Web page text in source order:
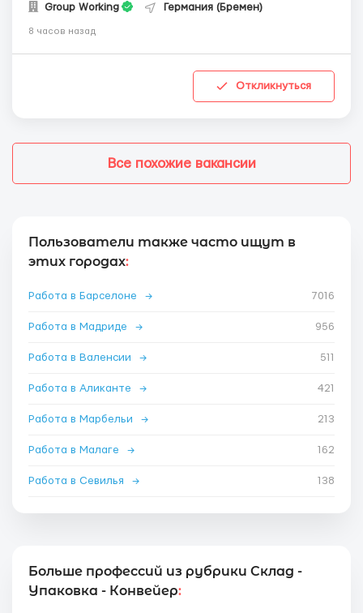
Group Working Германия (Бремен)
8 часов назад
Откликнуться
Все похожие вакансии
Пользователи также часто ищут в
этих городах:
Работа в Барселоне → 7016
Работа в Мадриде → 956
Работа в Валенсии → 511
Работа в Аликанте → 421
Работа в Марбельи → 213
Работа в Малаге → 162
Работа в Севилья → 138
Больше профессий из рубрики Склад -
Упаковка - Конвейер: